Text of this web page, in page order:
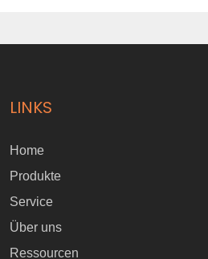
LINKS
Home
Produkte
Service
Über uns
Ressourcen